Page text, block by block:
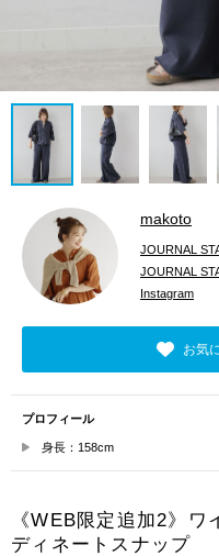
makoto
JOURNAL
JOURNAL
Instagram
お気
プロフィール
身長：158cm
《WEB限定追加2》
ディネートスナップ